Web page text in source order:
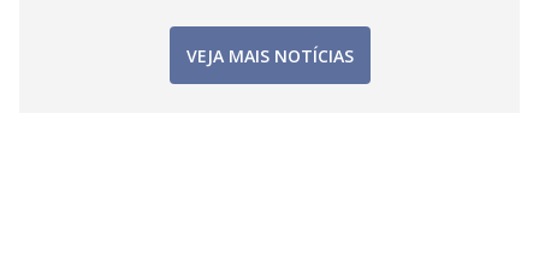
VEJA MAIS NOTÍCIAS